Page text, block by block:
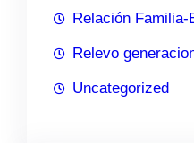
Relación Familia-
Relevo
Uncategorized